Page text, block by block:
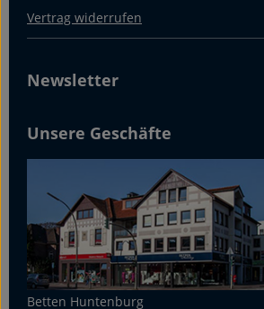
Vertrag widerrufen
Newsletter
Unsere Geschäfte
Betten Huntenburg